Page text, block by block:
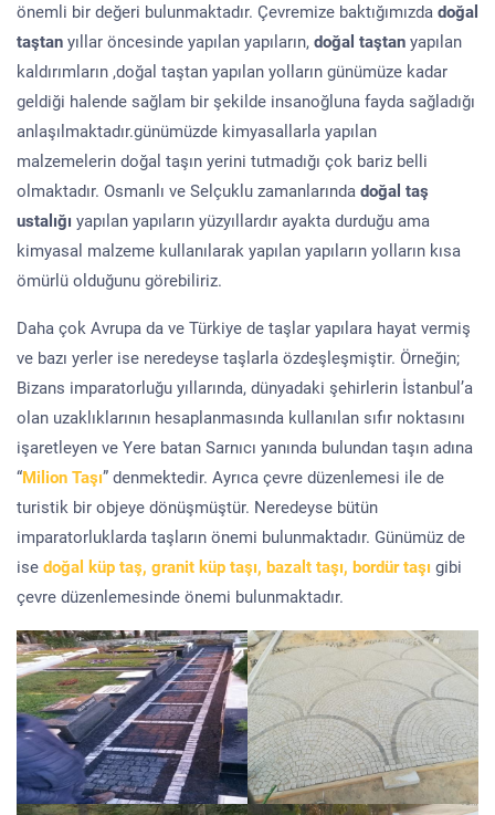
önemli bir değeri bulunmaktadır. Çevremize baktığımızda doğal
taştan yıllar öncesinde yapılan yapıların, doğal taştan yapılan
kaldırımların ,doğal taştan yapılan yolların günümüze kadar
geldiği halende sağlam bir şekilde insanoğluna fayda sağladığı
anlaşılmaktadır.günümüzde kimyasallarla yapılan
malzemelerin doğal taşın yerini tutmadığı çok bariz belli
olmaktadır. Osmanlı ve Selçuklu zamanlarında doğal taş
ustalığı yapılan yapıların yüzyıllardır ayakta durduğu ama
kimyasal malzeme kullanılarak yapılan yapıların yolların kısa
ömürlü olduğunu görebiliriz.
Daha çok Avrupa da ve Türkiye de taşlar yapılara hayat vermiş
ve bazı yerler ise neredeyse taşlarla özdeşleşmiştir. Örneğin;
Bizans imparatorluğu yıllarında, dünyadaki şehirlerin İstanbul’a
olan uzaklıklarının hesaplanmasında kullanılan sıfır noktasını
işaretleyen ve Yere batan Sarnıcı yanında bulundan taşın adına
“Milion Taşı” denmektedir. Ayrıca çevre düzenlemesi ile de
turistik bir objeye dönüşmüştür. Neredeyse bütün
imparatorluklarda taşların önemi bulunmaktadır. Günümüz de
ise doğal küp taş, granit küp taşı, bazalt taşı, bordür taşı gibi
çevre düzenlemesinde önemi bulunmaktadır.